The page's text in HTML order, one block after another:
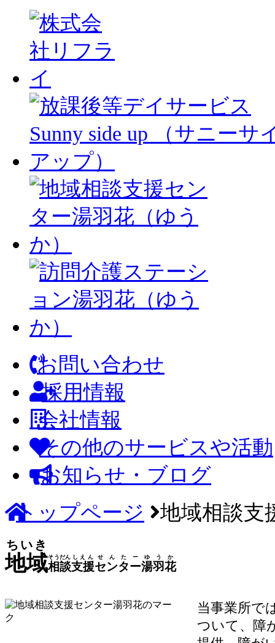
お問い合わせ
採用情報
会社情報
その他のサービスや活動
お知らせ・ブログ
トップページ
地域相談支
地域
ちいき
相談
そうだん
支援
しえん
センター
せんたー
湯羽花
ゆうか
当事業所で
ついて、障